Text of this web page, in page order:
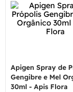
Apigen Spray de
Gengibre e Mel
30ml - Apis Flora